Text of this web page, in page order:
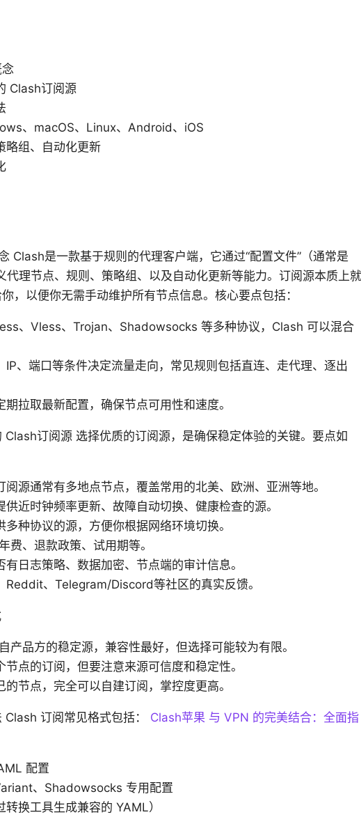
Clash订阅源
、macOS、Linux、Android、iOS
略组、自动化更新
Clash是一款基于规则的代理客户端，它通过“配置文件”（通常是
理节点、规则、策略组、以及自动化更新等能力。订阅源本质上就
，以便你无需手动维护所有节点信息。核心要点包括：
、Vless、Trojan、Shadowsocks 等多种协议，Clash 可以混合
IP、端口等条件决定流量走向，常见规则包括直连、走代理、逐出
拉取最新配置，确保节点可用性和速度。
Clash订阅源 选择优质的订阅源，是确保稳定体验的关键。要点如
源通常有多地点节点，覆盖常用的北美、欧洲、亚洲等地。
近时钟频率更新、故障自动切换、健康检查的源。
种协议的源，方便你根据网络环境切换。
费、退款政策、试用期等。
日志策略、数据加密、节点端的审计信息。
Reddit、Telegram/Discord等社区的真实反馈。
产品方的稳定源，兼容性最好，但选择可能较为有限。
点的订阅，但要注意来源可信度和稳定性。
节点，完全可以自建订阅，掌控度更高。
订阅常见格式包括： Clash苹果 与 VPN 的完美结合：全面指
配置
、Shadowsocks 专用配置
换工具生成兼容的 YAML）